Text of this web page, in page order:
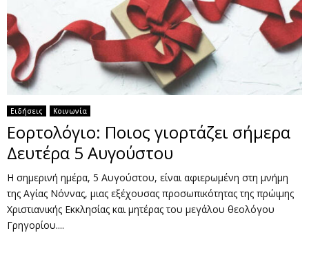
Ειδήσεις Κοινωνία
Εορτολόγιο: Ποιος γιορτάζει σήμερα
Δευτέρα 5 Αυγούστου
Η σημερινή ημέρα, 5 Αυγούστου, είναι αφιερωμένη στη μνήμη
της Αγίας Νόννας, μιας εξέχουσας προσωπικότητας της πρώιμης
Χριστιανικής Εκκλησίας και μητέρας του μεγάλου θεολόγου
Γρηγορίου....